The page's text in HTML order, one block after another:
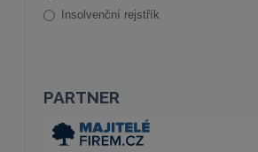
Insolvenční rejstřík
PARTNER